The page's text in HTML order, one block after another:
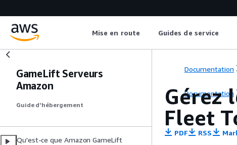
Mise en route Guides de service
GameLift Serveurs
Amazon
Guide d'hébergement
Qu'est-ce que Amazon GameLift
Documentation
Documentation
Gérez
Fleet
PDF RSS